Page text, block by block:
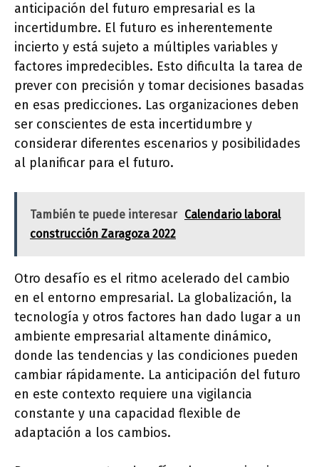
anticipación del futuro empresarial es la
incertidumbre. El futuro es inherentemente
incierto y está sujeto a múltiples variables y
factores impredecibles. Esto dificulta la tarea de
prever con precisión y tomar decisiones basadas
en esas predicciones. Las organizaciones deben
ser conscientes de esta incertidumbre y
considerar diferentes escenarios y posibilidades
al planificar para el futuro.
También te puede interesar Calendario laboral
construcción Zaragoza 2022
Otro desafío es el ritmo acelerado del cambio
en el entorno empresarial. La globalización, la
tecnología y otros factores han dado lugar a un
ambiente empresarial altamente dinámico,
donde las tendencias y las condiciones pueden
cambiar rápidamente. La anticipación del futuro
en este contexto requiere una vigilancia
constante y una capacidad flexible de
adaptación a los cambios.